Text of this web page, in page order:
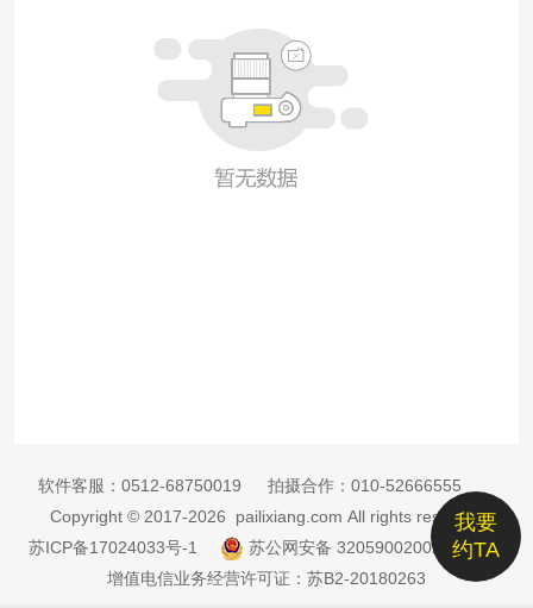
我要
约TA
软件客服： 0512-68750019 拍摄合作： 010-52666555
Copyright © 2017-2026 pailixiang.com All rights reserved
苏ICP备17024033号-1
苏公网安备 32059002002885号
增值电信业务经营许可证：苏B2-20180263